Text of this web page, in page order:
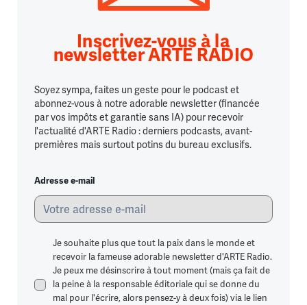
Inscrivez-vous à la
newsletter ARTE RADIO
Soyez sympa, faites un geste pour le podcast et
abonnez-vous à notre adorable newsletter (financée
par vos impôts et garantie sans IA) pour recevoir
l'actualité d'ARTE Radio : derniers podcasts, avant-
premières mais surtout potins du bureau exclusifs.
Adresse e-mail
Je souhaite plus que tout la paix dans le monde et
recevoir la fameuse adorable newsletter d'ARTE Radio.
Je peux me désinscrire à tout moment (mais ça fait de
la peine à la responsable éditoriale qui se donne du
mal pour l'écrire, alors pensez-y à deux fois) via le lien